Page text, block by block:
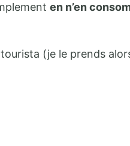
en n’en
(je le prends